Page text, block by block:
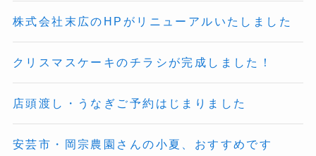
株式会社末広のHPがリニューアルいたしました
クリスマスケーキのチラシが完成しました！
店頭渡し・うなぎご予約はじまりました
安芸市・岡宗農園さんの小夏、おすすめです